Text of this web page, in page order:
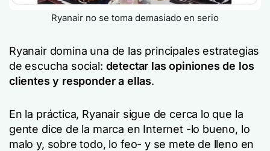
Ryanair no se toma demasiado en serio
Ryanair domina una de las principales estrategias
de escucha social: detectar las opiniones de los
clientes y responder a ellas.
En la práctica, Ryanair sigue de cerca lo que la
gente dice de la marca en Internet -lo bueno, lo
malo y, sobre todo, lo feo- y se mete de lleno en